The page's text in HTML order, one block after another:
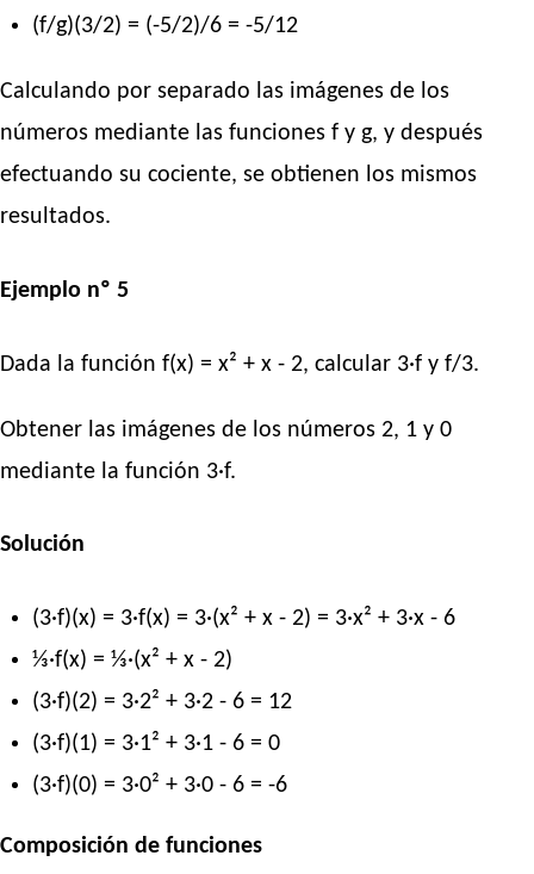
(f/g)(3/2) = (-5/2)/6 = -5/12
Calculando por separado las imágenes de los
números mediante las funciones f y g, y después
efectuando su cociente, se obtienen los mismos
resultados.
Ejemplo nº 5
Dada la función f(x) = x² + x - 2, calcular 3·f y f/3.
Obtener las imágenes de los números 2, 1 y 0
mediante la función 3·f.
Solución
(3·f)(x) = 3·f(x) = 3·(x² + x - 2) = 3·x² + 3·x - 6
⅓·f(x) = ⅓·(x² + x - 2)
(3·f)(2) = 3·2² + 3·2 - 6 = 12
(3·f)(1) = 3·1² + 3·1 - 6 = 0
(3·f)(0) = 3·0² + 3·0 - 6 = -6
Composición de funciones